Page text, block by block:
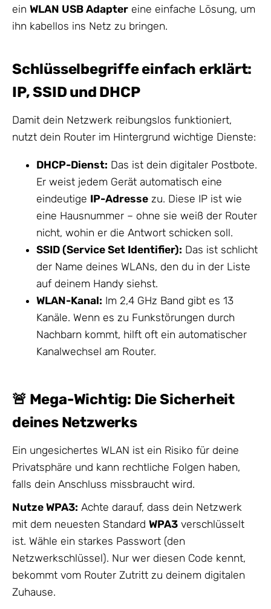
ein WLAN USB Adapter eine einfache Lösung, um
ihn kabellos ins Netz zu bringen.
Schlüsselbegriffe einfach erklärt:
IP, SSID und DHCP
Damit dein Netzwerk reibungslos funktioniert,
nutzt dein Router im Hintergrund wichtige Dienste:
DHCP-Dienst: Das ist dein digitaler Postbote.
Er weist jedem Gerät automatisch eine
eindeutige IP-Adresse zu. Diese IP ist wie
eine Hausnummer – ohne sie weiß der Router
nicht, wohin er die Antwort schicken soll.
SSID (Service Set Identifier): Das ist schlicht
der Name deines WLANs, den du in der Liste
auf deinem Handy siehst.
WLAN-Kanal: Im 2,4 GHz Band gibt es 13
Kanäle. Wenn es zu Funkstörungen durch
Nachbarn kommt, hilft oft ein automatischer
Kanalwechsel am Router.
🚨 Mega-Wichtig: Die Sicherheit
deines Netzwerks
Ein ungesichertes WLAN ist ein Risiko für deine
Privatsphäre und kann rechtliche Folgen haben,
falls dein Anschluss missbraucht wird.
Nutze WPA3: Achte darauf, dass dein Netzwerk
mit dem neuesten Standard WPA3 verschlüsselt
ist. Wähle ein starkes Passwort (den
Netzwerkschlüssel). Nur wer diesen Code kennt,
bekommt vom Router Zutritt zu deinem digitalen
Zuhause.